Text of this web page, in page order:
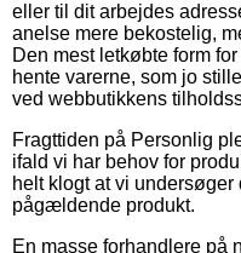
eller til dit arbejdes
anelse mere bekostelig,
Den mest letkøbte form
hente varerne, som jo
ved webbutikkens
Fragttiden på Personlig
ifald vi har behov for
helt klogt at vi
pågældende produkt.
En masse forhandlere på